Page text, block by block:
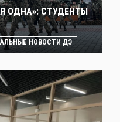
ОДНА»: СТУДЕНТЫ
НОВОСТИ ДЭ